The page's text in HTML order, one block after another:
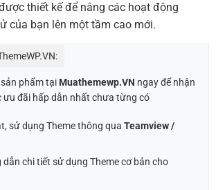
thiết kế để nâng các hoạt động
của bạn lên một tầm cao mới.
phẩm tại Muathemewp.VN ngay để nhận
ưu đãi hấp dẫn nhất chưa từng có
sử dụng Theme thông qua Teamview /
dẫn chi tiết sử dụng Theme cơ bản cho